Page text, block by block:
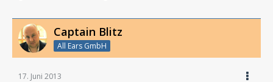
Captain Blitz
All Ears GmbH
17. Juni 2013